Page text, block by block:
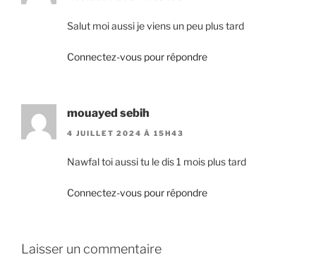
Salut moi aussi je viens un peu plus tard
Connectez-vous pour répondre
mouayed sebih
4 JUILLET 2024 À 15H43
Nawfal toi aussi tu le dis 1 mois plus tard
Connectez-vous pour répondre
Laisser un commentaire